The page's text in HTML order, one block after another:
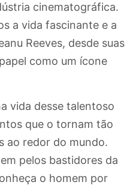
cinematográfica.
a vida fascinante e a
Reeves, desde suas
como um ícone
vida desse talentoso
que o tornam tão
ao redor do mundo.
pelos bastidores da
o homem por